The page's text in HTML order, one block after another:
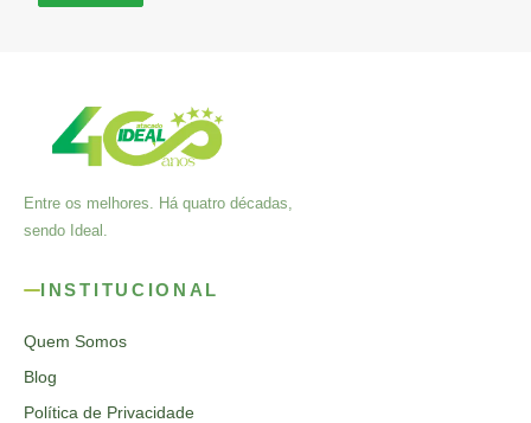
Entre os melhores. Há quatro décadas,
sendo Ideal.
INSTITUCIONAL
Quem Somos
Blog
Política de Privacidade